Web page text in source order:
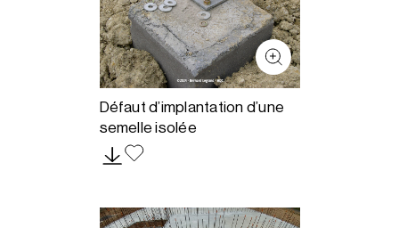
Défaut d’implantation d’une
semelle isolée